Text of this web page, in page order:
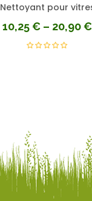
Nettoyant pour
10,25€ – 20,90€